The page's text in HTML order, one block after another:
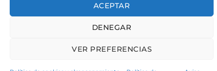
ACEPTAR
DENEGAR
VER PREFERENCIAS